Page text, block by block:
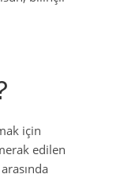
için
edilen